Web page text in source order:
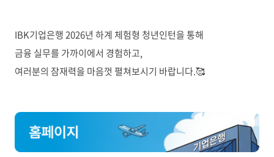
IBK기업은행 2026년 하계 체험형 청년인턴을 통해
금융 실무를 가까이에서 경험하고,
여러분의 잠재력을 마음껏 펼쳐보시기 바랍니다.🥰